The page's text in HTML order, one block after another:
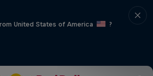
United States of America
?